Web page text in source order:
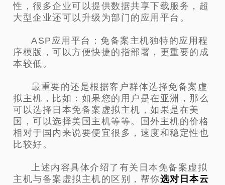
性，很多企业可以提供数据共享下载服务，超
大型企业还可以升级为部门的应用平台。
ASP应用平台：免备案主机独特的应用程
序模版，可以方便快捷的指部署，更重要的成
本较低。
最重要的还是根据客户群体选择免备案虚
拟主机，比如：如果您的用户是在亚洲，那么
可以选择日本免备案虚拟主机，如果是在美
国，可以选择美国主机等等。国外主机的价格
相对于国内来说要便宜很多，速度和稳定性也
比较好。
上述内容具体介绍了有关日本免备案虚拟
主机与备案虚拟主机的区别，帮你选对日本云